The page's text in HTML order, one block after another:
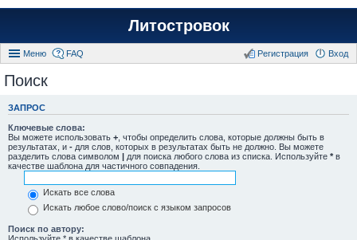
Литостровок
Меню FAQ Вход
Регистрация
Поиск
ЗАПРОС
Ключевые слова:
Вы можете использовать + , чтобы определить слова, которые должны быть в
результатах, и - для слов, которых в результатах быть не должно. Вы можете
разделить слова символом | для поиска любого слова из списка. Используйте * в
качестве шаблона для частичного совпадения.
Искать все слова
Искать любое слово/поиск с языком запросов
Поиск по автору:
Используйте * в качестве шаблона.